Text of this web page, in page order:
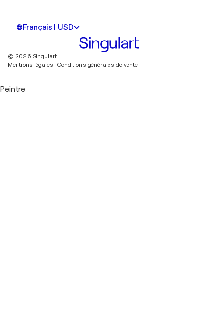
Français | USD
© 2026 Singulart
Mentions légales. Conditions générales de vente
Peintre